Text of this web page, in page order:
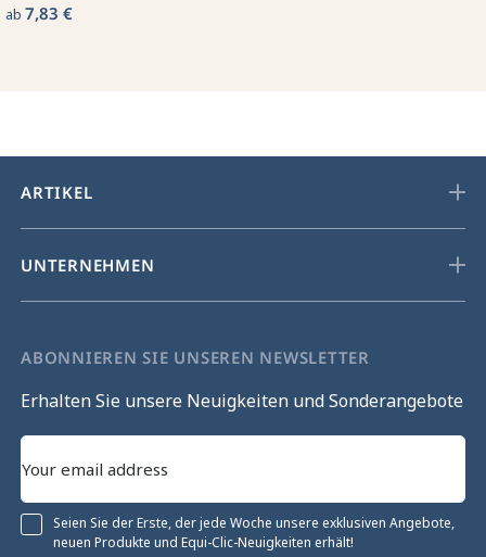
ab 7,83 €
ARTIKEL
UNTERNEHMEN
ABONNIEREN SIE UNSEREN NEWSLETTER
Erhalten Sie unsere Neuigkeiten und Sonderangebote
Seien Sie der Erste, der jede Woche unsere exklusiven Angebote,
neuen Produkte und Equi-Clic-Neuigkeiten erhält!